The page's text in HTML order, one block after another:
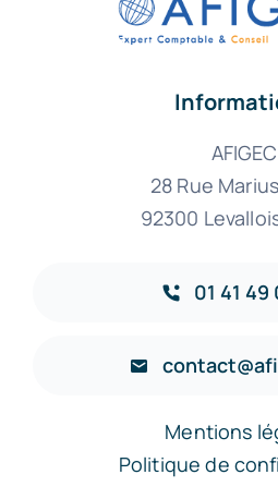
AFIGEC
28 Rue
92300
01 41 49
Mentions
Politique de